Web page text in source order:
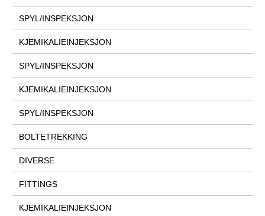
SPYL/INSPEKSJON
KJEMIKALIEINJEKSJON
SPYL/INSPEKSJON
KJEMIKALIEINJEKSJON
SPYL/INSPEKSJON
BOLTETREKKING
DIVERSE
FITTINGS
KJEMIKALIEINJEKSJON